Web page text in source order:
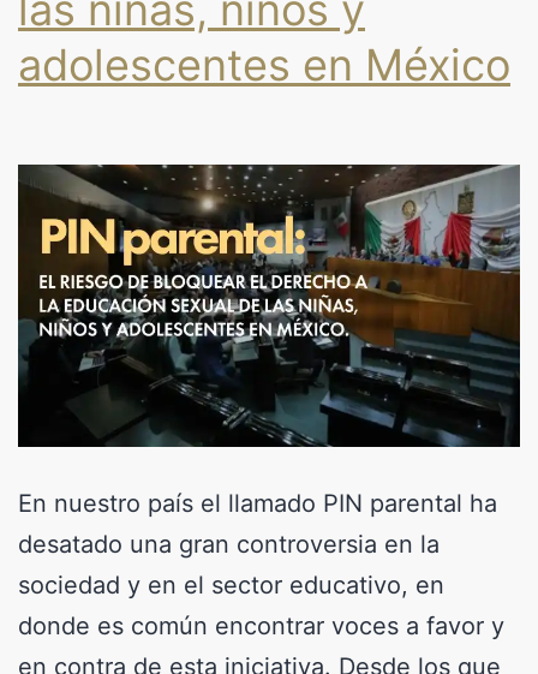
adolescentes en México
En nuestro país el llamado PIN parental ha
desatado una gran controversia en la
sociedad y en el sector educativo, en
donde es común encontrar voces a favor y
en contra de esta iniciativa. Desde los que